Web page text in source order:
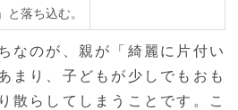
と落ち込む。
なのが、親が「綺麗に片付い
まり、子どもが少しでもおも
散らしてしまうことです。こ